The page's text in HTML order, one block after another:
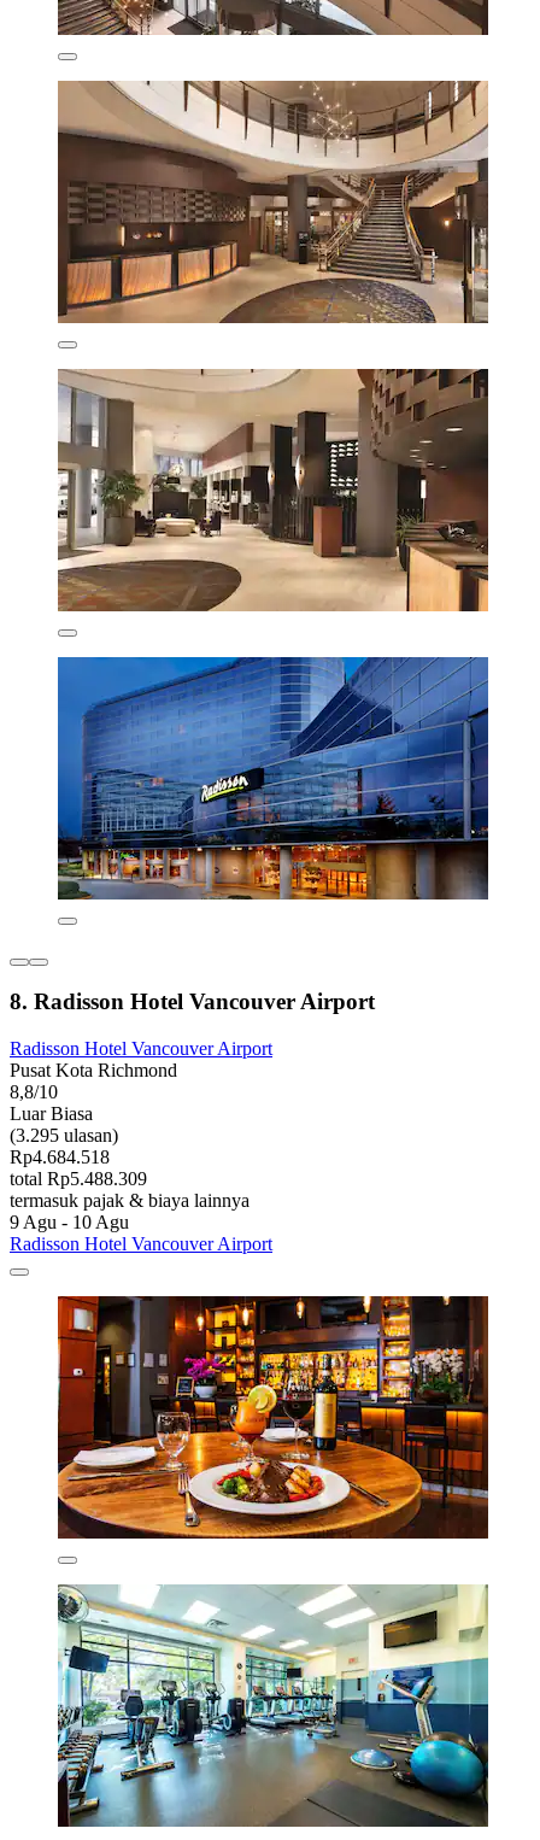
8. Radisson Hotel Vancouver Airport
Radisson Hotel Vancouver Airport
Pusat Kota Richmond
8,8/10
Luar Biasa
(3.295 ulasan)
Rp4.684.518
total Rp5.488.309
termasuk pajak & biaya lainnya
9 Agu - 10 Agu
Radisson Hotel Vancouver Airport